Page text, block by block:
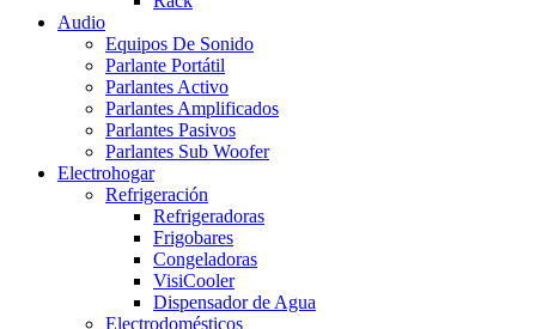
Audio
Equipos De Sonido
Parlante Portátil
Parlantes Activo
Parlantes Amplificados
Parlantes Pasivos
Parlantes Sub Woofer
Electrohogar
Refrigeración
Refrigeradoras
Frigobares
Congeladoras
VisiCooler
Dispensador de Agua
Electrodomésticos